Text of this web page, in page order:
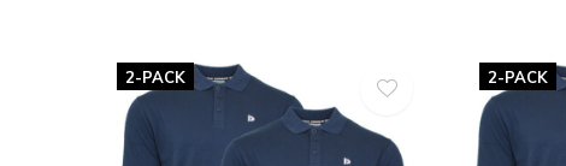
2-PACK 2-PACK